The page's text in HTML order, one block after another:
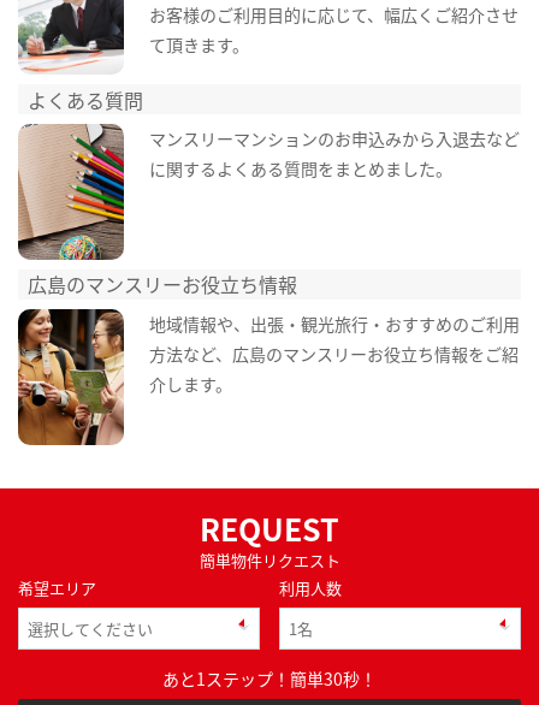
お客様のご利用目的に応じて、幅広くご紹介させ
て頂きます。
よくある質問
マンスリーマンションのお申込みから入退去など
に関するよくある質問をまとめました。
広島のマンスリーお役立ち情報
地域情報や、出張・観光旅行・おすすめのご利用
方法など、広島のマンスリーお役立ち情報をご紹
介します。
REQUEST
簡単物件リクエスト
希望エリア
利用人数
あと1ステップ！簡単30秒！